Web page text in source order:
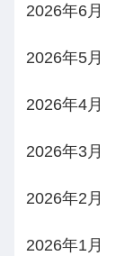
2026年6月
2026年5月
2026年4月
2026年3月
2026年2月
2026年1月